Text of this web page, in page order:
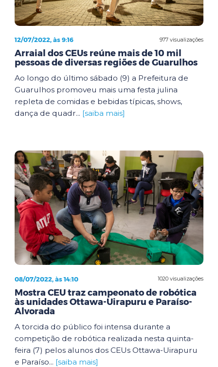
977 visualizações
12/07/2022, às 9:16
Arraial dos CEUs reúne mais de 10 mil
pessoas de diversas regiões de Guarulhos
Ao longo do último sábado (9) a Prefeitura de
Guarulhos promoveu mais uma festa julina
repleta de comidas e bebidas típicas, shows,
dança de quadr... [saiba mais]
1020 visualizações
08/07/2022, às 14:10
Mostra CEU traz campeonato de robótica
às unidades Ottawa-Uirapuru e Paraíso-
Alvorada
A torcida do público foi intensa durante a
competição de robótica realizada nesta quinta-
feira (7) pelos alunos dos CEUs Ottawa-Uirapuru
e Paraíso... [saiba mais]